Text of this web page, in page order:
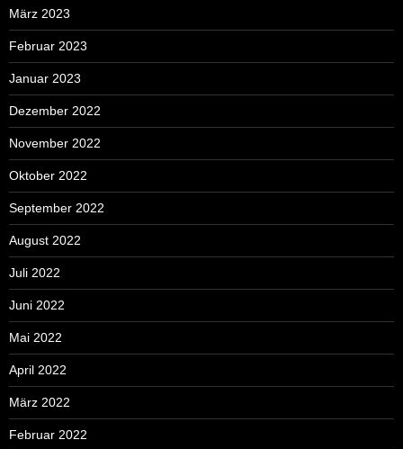
März 2023
Februar 2023
Januar 2023
Dezember 2022
November 2022
Oktober 2022
September 2022
August 2022
Juli 2022
Juni 2022
Mai 2022
April 2022
März 2022
Februar 2022